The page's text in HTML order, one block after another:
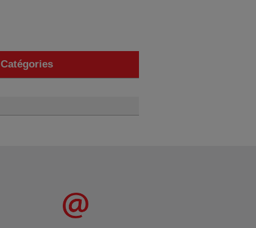
Catégories